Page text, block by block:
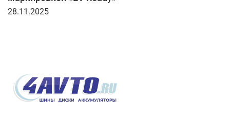
28.11.2025